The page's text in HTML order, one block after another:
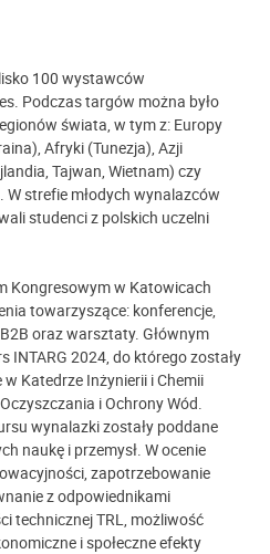
100 wystawców
Podczas targów można było
świata, w tym z: Europy
Afryki (Tunezja), Azji
Tajwan, Wietnam) czy
strefie młodych wynalazców
studenci z polskich uczelni
Kongresowym w Katowicach
towarzyszące: konferencje,
oraz warsztaty. Głównym
INTARG 2024, do którego zostały
Katedrze Inżynierii i Chemii
i Ochrony Wód.
wynalazki zostały poddane
naukę i przemysł. W ocenie
zapotrzebowanie
z odpowiednikami
technicznej TRL, możliwość
i społeczne efekty